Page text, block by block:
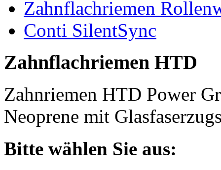
Zahnflachriemen
Conti SilentSync
Zahnflachriemen HTD
Zahnriemen HTD Power
Neoprene mit
Bitte wählen Sie aus: